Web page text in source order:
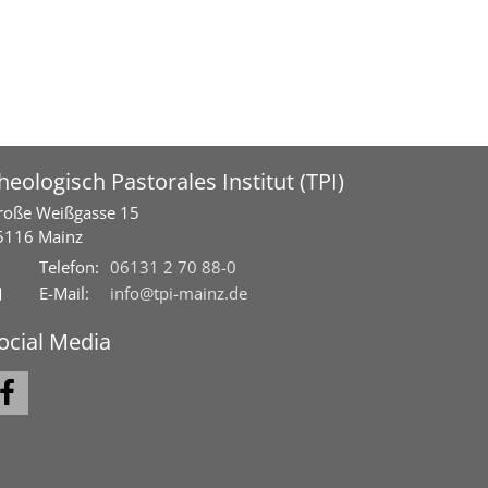
Pastorales Institut (TPI)
Weißgasse 15
Mainz
Telefon: 06131 2 70 88-0
E-Mail:
info@tpi-mainz.de
Media